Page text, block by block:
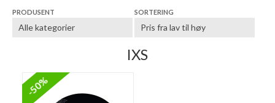
PRODUSENT SORTERING
IXS
-50%